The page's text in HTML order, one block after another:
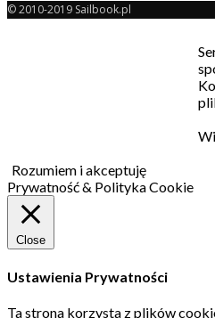
© 2010-2019 Sailbook.pl
Rozumiem i akceptuję
Prywatność & Polityka Cookie
Close
Ustawienia Prywatności
Ta strona korzysta z plików